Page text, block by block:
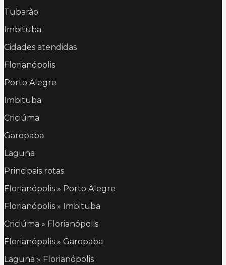
Tubarão
Imbituba
Cidades atendidas
Florianópolis
Porto Alegre
Imbituba
Criciúma
Garopaba
Laguna
Principais rotas
Florianópolis » Porto Alegre
Florianópolis » Imbituba
Criciúma » Florianópolis
Florianópolis » Garopaba
Laguna » Florianópolis